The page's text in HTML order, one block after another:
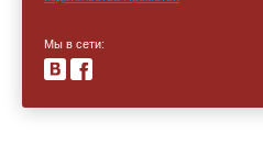
Мы в сети: